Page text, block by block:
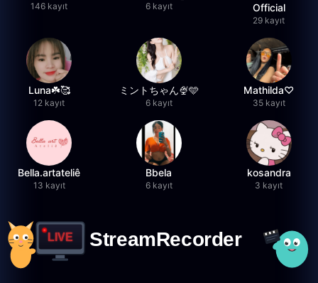
146 kayıt 6 kayıt
Official
29 kayıt
Luna☘️🥰
12 kayıt
ミントちゃん🍨🩵
6 kayıt
Mathilda♡︎
35 kayıt
Bella.artateliê
13 kayıt
Bbela
6 kayıt
kosandra
3 kayıt